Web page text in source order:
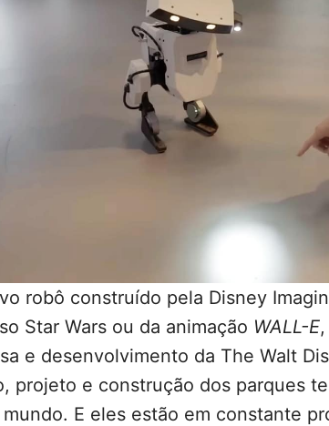
robô construído pela Disney
Star Wars ou da animação WALL-E
e desenvolvimento da The Walt
projeto e construção dos parques
E eles estão em constante